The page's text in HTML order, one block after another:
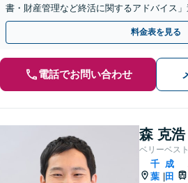
書・財産管理など終活に関するアドバイス」
動産相続／遺言書作成／後見／事業承継【
料金表を見る
電話でお問い合わせ
森 克浩
ベリーベス
千
葉
成
田